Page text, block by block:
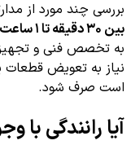
بررسی چند مورد از
بین ۳۰ دقیقه تا ۱ ساعت
به تخصص فنی و
نیاز به تعویض قطعات
است صرف شود.
آیا رانندگی